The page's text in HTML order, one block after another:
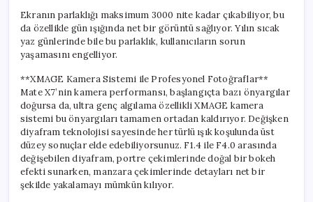
Ekranın parlaklığı maksimum 3000 nite kadar çıkabiliyor, bu
da özellikle gün ışığında net bir görüntü sağlıyor. Yılın sıcak
yaz günlerinde bile bu parlaklık, kullanıcıların sorun
yaşamasını engelliyor.
**XMAGE Kamera Sistemi ile Profesyonel Fotoğraflar**
Mate X7’nin kamera performansı, başlangıçta bazı önyargılar
doğursa da, ultra genç algılama özellikli XMAGE kamera
sistemi bu önyargıları tamamen ortadan kaldırıyor. Değişken
diyafram teknolojisi sayesinde her türlü ışık koşulunda üst
düzey sonuçlar elde edebiliyorsunuz. F1.4 ile F4.0 arasında
değişebilen diyafram, portre çekimlerinde doğal bir bokeh
efekti sunarken, manzara çekimlerinde detayları net bir
şekilde yakalamayı mümkün kılıyor.